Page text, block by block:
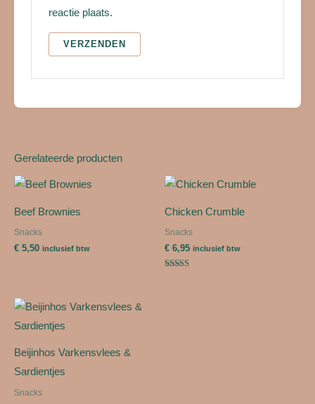
reactie plaats.
Gerelateerde producten
Beef Brownies
Snacks
€ 5,50 inclusief btw
Chicken Crumble
Snacks
€ 6,95 inclusief btw
Beijinhos Varkensvlees &
Sardientjes
Snacks